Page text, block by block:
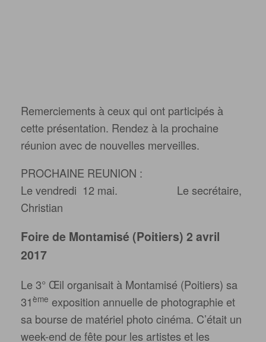
pourtant répondu présent. Pour notre
association les résultats étaient en demi-teinte,
peu de Déclic vendu, et malgré de bons
membres exposants ont réalisé quelques
affaires pour d’autres les achats vont garnir les
vitrines. L’accueil était quant à lui très agréable
et nous remercions les organisateurs.